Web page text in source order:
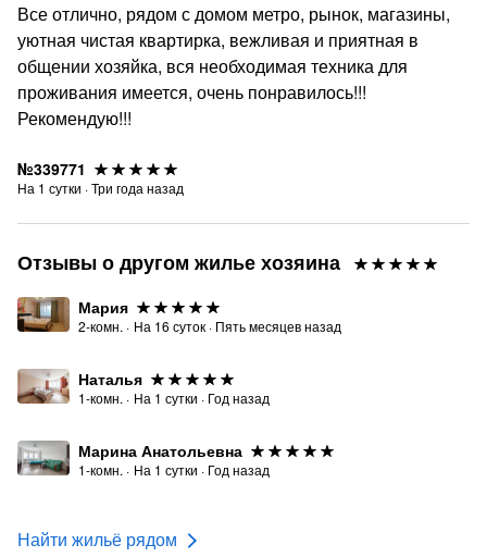
Все отлично, рядом с домом метро, рынок, магазины,
уютная чистая квартирка, вежливая и приятная в
общении хозяйка, вся необходимая техника для
проживания имеется, очень понравилось!!!
Рекомендую!!!
№339771
На 1 сутки ·Три года назад
Отзывы о другом жилье хозяина
Мария
2-комн. · На 16 суток · Пять месяцев назад
Наталья
1-комн. · На 1 сутки · Год назад
Марина Анатольевна
1-комн. · На 1 сутки · Год назад
Найти жильё рядом